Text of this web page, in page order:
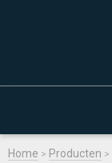
Home > Producten >